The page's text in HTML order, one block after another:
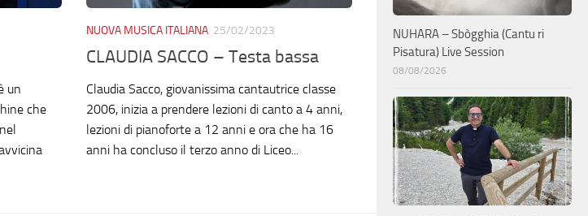
un
che
NUOVA MUSICA ITALIANA 25/02/2023
CLAUDIA SACCO – Testa bassa
Claudia Sacco, giovanissima cantautrice classe
2006, inizia a prendere lezioni di canto a 4 anni,
lezioni di pianoforte a 12 anni e ora che ha 16
anni ha concluso il terzo anno di Liceo...
NUHARA – Sbògghia (Cantu ri
Pisatura) Live Session
08/08/2026